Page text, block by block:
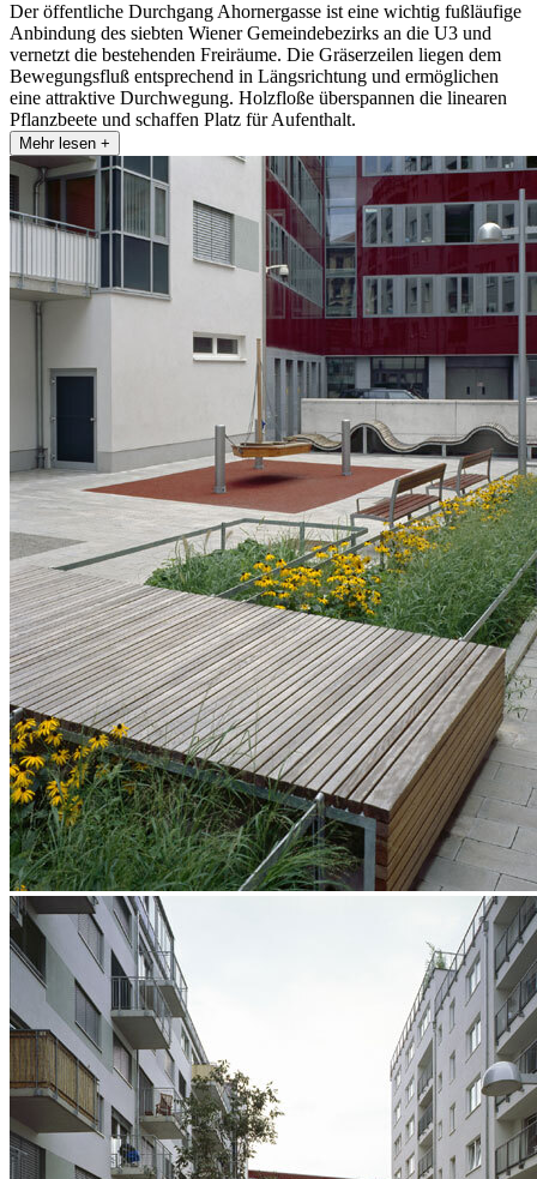
Der öffentliche Durchgang Ahornergasse ist eine wichtig fußläufige
Anbindung des siebten Wiener Gemeindebezirks an die U3 und
vernetzt die bestehenden Freiräume. Die Gräserzeilen liegen dem
Bewegungsfluß entsprechend in Längsrichtung und ermöglichen
eine attraktive Durchwegung. Holzfloße überspannen die linearen
Pflanzbeete und schaffen Platz für Aufenthalt.
Mehr lesen +